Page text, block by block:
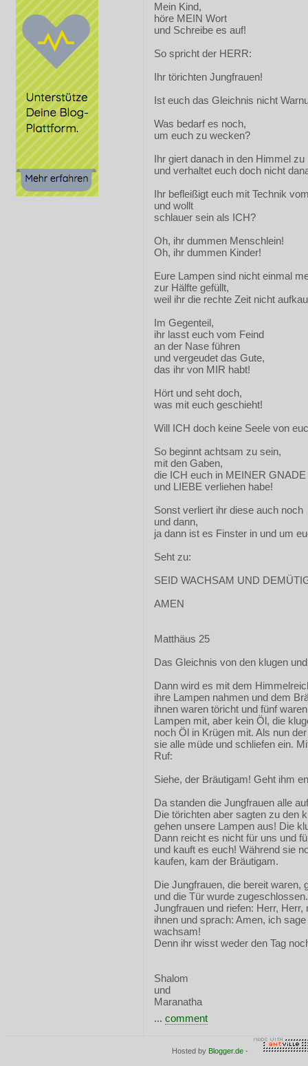
Mein Kind,
höre MEIN Wort
und Schreibe es auf!
So spricht der HERR:
Ihr törichten Jungfrauen!
Ist euch das Gleichnis nicht
Was bedarf es noch,
um euch zu wecken?
Ihr giert danach in den Himmel
und verhaltet euch doch nicht
Ihr befleißigt euch mit Technik
und wollt
schlauer sein als ICH?
Oh, ihr dummen Menschlein!
Oh, ihr dummen Kinder!
Eure Lampen sind nicht einmal
zur Hälfte gefüllt,
weil ihr die rechte Zeit nicht
Im Gegenteil,
ihr lasst euch vom Feind
an der Nase führen
und vergeudet das Gute,
das ihr von MIR habt!
Hört und seht doch,
was mit euch geschieht!
Will ICH doch keine Seele von
So beginnt achtsam zu sein,
mit den Gaben,
die ICH euch in MEINER GNADE
und LIEBE verliehen habe!
Sonst verliert ihr diese auch noch
und dann,
ja dann ist es Finster in und um
Seht zu:
SEID WACHSAM UND
AMEN
Matthäus 25
Das Gleichnis von den klugen
Dann wird es mit dem
ihre Lampen nahmen und dem
ihnen waren töricht und fünf
Lampen mit, aber kein Öl, die
noch Öl in Krügen mit. Als nun
sie alle müde und schliefen ein.
Ruf:
Siehe, der Bräutigam! Geht ihm
Da standen die Jungfrauen alle
Die törichten aber sagten zu den
gehen unsere Lampen aus! Die
Dann reicht es nicht für uns und
und kauft es euch! Während sie
kaufen, kam der Bräutigam.
Die Jungfrauen, die bereit waren,
und die Tür wurde
Jungfrauen und riefen: Herr,
ihnen und sprach: Amen, ich
wachsam!
Denn ihr wisst weder den Tag
Shalom
und
Maranatha
... comment
Hosted by Blogger.de -